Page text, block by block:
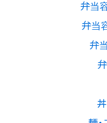
弁当
弁当
弁